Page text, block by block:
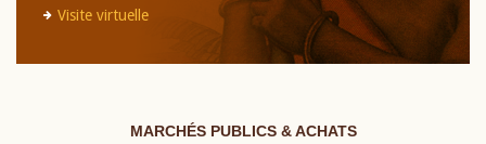
Visite virtuelle
MARCHÉS PUBLICS & ACHATS